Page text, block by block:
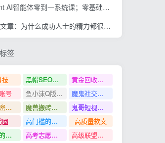
零到一系统课；零基础也能学会自动化实战，从核心概念到Coze工作流搭建完整覆盖
章：为什么成功人士的精力都很旺盛？
签
技 黑帽SEO案例分析
黄金回收奢侈品
号
鱼小沫Q版人物团练课
魔鬼社交实战课全套课程
魔术解密教程
魔兽搬砖搞钱
鬼哥短视频底层逻辑
圈
高门槛的生意
高质量软文
高质量的问答和知识分享
高考志愿填报
高级联盟营销教程